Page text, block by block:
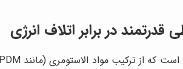
در برابر اتلاف انرژی